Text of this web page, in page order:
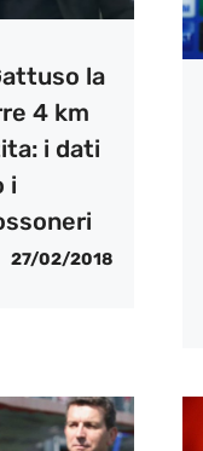
la
4 km
i dati
i
27/02/2018